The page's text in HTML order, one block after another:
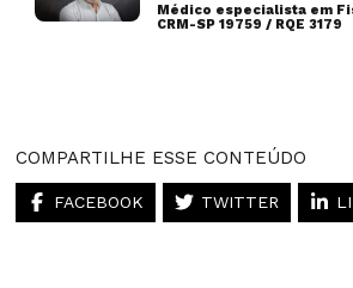
Médico especialista em
CRM-SP 19759 / RQE 3179
COMPARTILHE ESSE CONTEÚDO
FACEBOOK TWITTER